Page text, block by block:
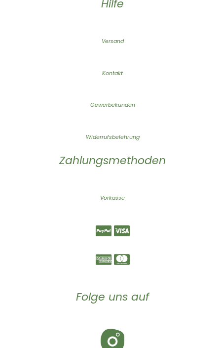
Hilfe
Versand
Kontakt
Gewerbekunden
Widerrufsbelehrung
Zahlungsmethoden
Vorkasse
Folge uns auf